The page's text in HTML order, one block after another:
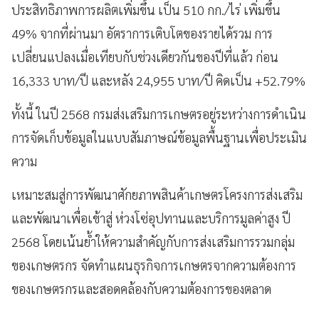
ประสิทธิภาพการผลิตเพิ่มขึ้น เป็น 510 กก./ไร่ เพิ่มขึ้น
49% จากที่ผ่านมา อัตราการเติบโตของรายได้รวม การ
เปลี่ยนแปลงเมื่อเทียบกับช่วงเดียวกันของปีที่แล้ว ก่อน
16,333 บาท/ปี และหลัง 24,955 บาท/ปี คิดเป็น +52.79%
ทั้งนี้ ในปี 2568 กรมส่งเสริมการเกษตรอยู่ระหว่างการดำเนิน
การจัดเก็บข้อมูลในแบบสัมภาษณ์ข้อมูลพื้นฐานเพื่อประเมิน
ความ
เหมาะสมสู่การพัฒนาศักยภาพสินค้าเกษตรโครงการส่งเสริม
และพัฒนาเพื่อเข้าสู่ ห่วงโซ่อุปทานและบริการมูลค่าสูง ปี
2568 โดยเน้นย้ำให้ความสำคัญกับการส่งเสริมการรวมกลุ่ม
ของเกษตรกร จัดทำแผนธุรกิจการเกษตรจากความต้องการ
ของเกษตรกรและสอดคล้องกับความต้องการของตลาด